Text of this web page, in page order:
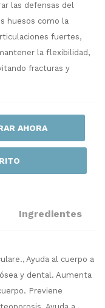
las defensas del
huesos como la
fuertes,
la flexibilidad,
fracturas y
AHORA
Ingredientes
Ayuda al cuerpo a
y dental. Aumenta
Previene